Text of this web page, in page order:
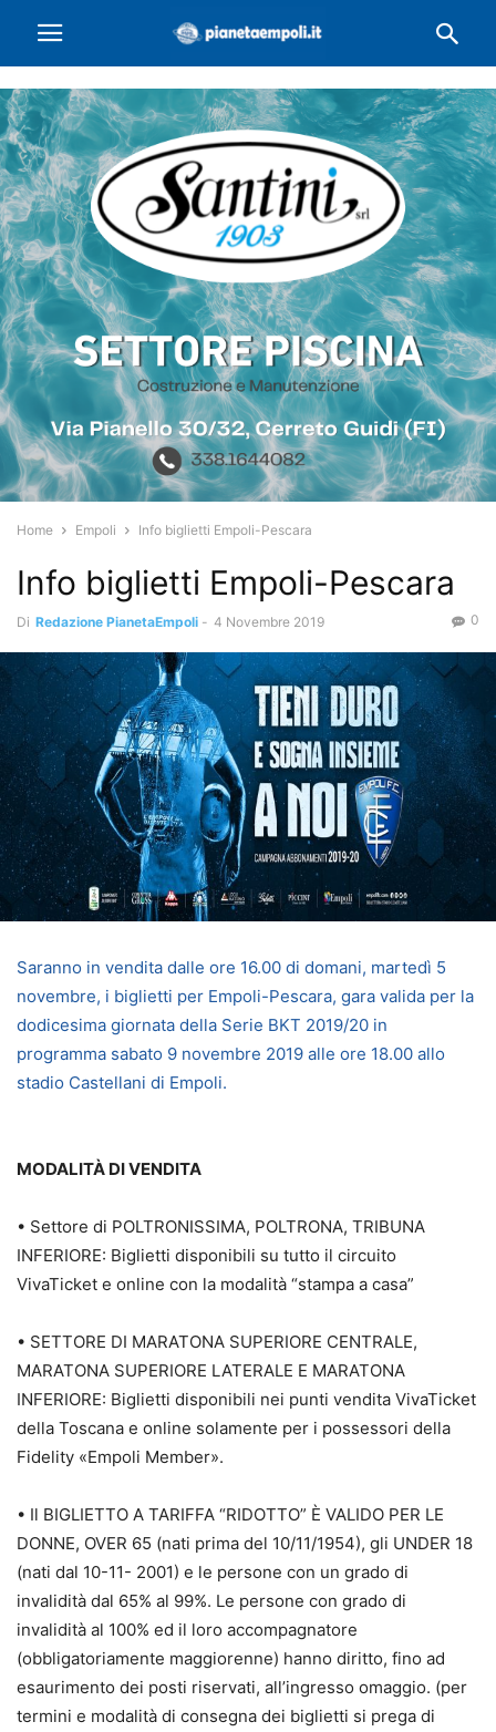
Home Empoli Info biglietti Empoli-Pescara
Info biglietti Empoli-Pescara
Di Redazione PianetaEmpoli - 4 Novembre 2019 0
Saranno in vendita dalle ore 16.00 di domani, martedì 5
novembre, i biglietti per Empoli-Pescara, gara valida per la
dodicesima giornata della Serie BKT 2019/20 in
programma sabato 9 novembre 2019 alle ore 18.00 allo
stadio Castellani di Empoli.
MODALITÀ DI VENDITA
• Settore di POLTRONISSIMA, POLTRONA, TRIBUNA
INFERIORE: Biglietti disponibili su tutto il circuito
VivaTicket e online con la modalità “stampa a casa”
• SETTORE DI MARATONA SUPERIORE CENTRALE,
MARATONA SUPERIORE LATERALE E MARATONA
INFERIORE: Biglietti disponibili nei punti vendita VivaTicket
della Toscana e online solamente per i possessori della
Fidelity «Empoli Member».
• Il BIGLIETTO A TARIFFA “RIDOTTO” È VALIDO PER LE
DONNE, OVER 65 (nati prima del 10/11/1954), gli UNDER 18
(nati dal 10-11- 2001) e le persone con un grado di
invalidità dal 65% al 99%. Le persone con grado di
invalidità al 100% ed il loro accompagnatore
(obbligatoriamente maggiorenne) hanno diritto, fino ad
esaurimento dei posti riservati, all’ingresso omaggio. (per
termini e modalità di consegna dei biglietti si prega di